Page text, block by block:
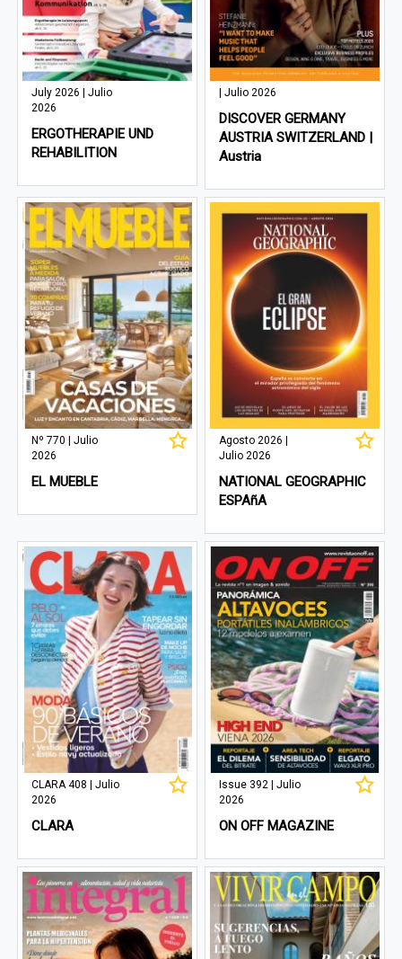
July 2026 | Julio
2026
ERGOTHERAPIE UND
REHABILITION
| Julio 2026
DISCOVER GERMANY
AUSTRIA SWITZERLAND |
Austria
Nº 770 | Julio
2026
EL MUEBLE
Agosto 2026 |
Julio 2026
NATIONAL GEOGRAPHIC
ESPAñA
CLARA 408 | Julio
2026
CLARA
Issue 392 | Julio
2026
ON OFF MAGAZINE